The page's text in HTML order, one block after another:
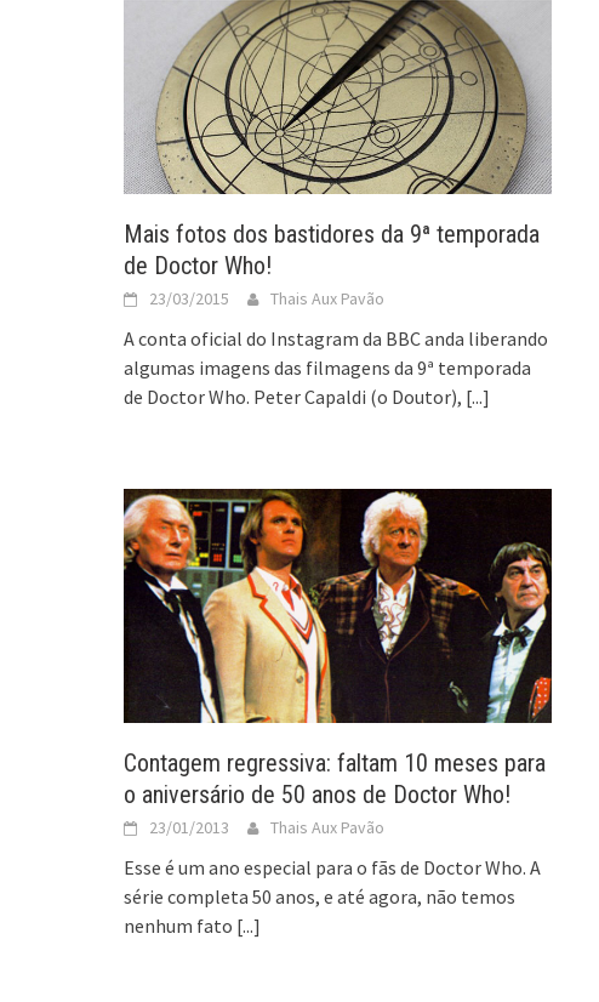
Mais fotos dos bastidores da 9ª temporada
de Doctor Who!
23/03/2015 Thais Aux Pavão
A conta oficial do Instagram da BBC anda liberando
algumas imagens das filmagens da 9ª temporada
de Doctor Who. Peter Capaldi (o Doutor), [...]
Contagem regressiva: faltam 10 meses para
o aniversário de 50 anos de Doctor Who!
23/01/2013 Thais Aux Pavão
Esse é um ano especial para o fãs de Doctor Who. A
série completa 50 anos, e até agora, não temos
nenhum fato [...]